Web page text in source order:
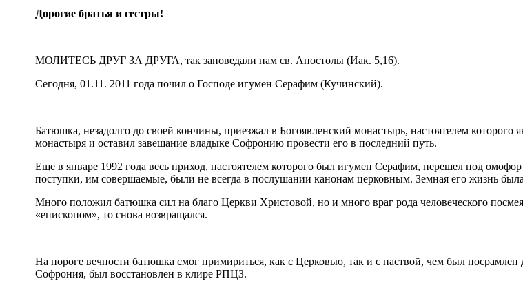
Дорогие братья и сестры!
МОЛИТЕСЬ ДРУГ ЗА ДРУГА, так заповедали нам св. Апостолы (Иак. 5,16).
Сегодня, 01.11. 2011 года почил о Господе игумен Серафим (Кучинский).
Батюшка, незадолго до своей кончины, приезжал в Богоявленский монастырь, настоятелем
монастыря и оставил завещание владыке Софронию провести его в последний путь.
Еще в январе 1992 года весь приход, настоятелем которого был игумен Серафим, перешел под
поступки, им совершаемые, были не всегда в послушании канонам церковным. Земная его жизнь
Много положил батюшка сил на благо Церкви Христовой, но и много враг рода человеческого
«епископом», то снова возвращался.
На пороге вечности батюшка смог примириться, как с Церковью, так и с паствой, чем был
Софрония, был восстановлен в клире РПЦЗ.